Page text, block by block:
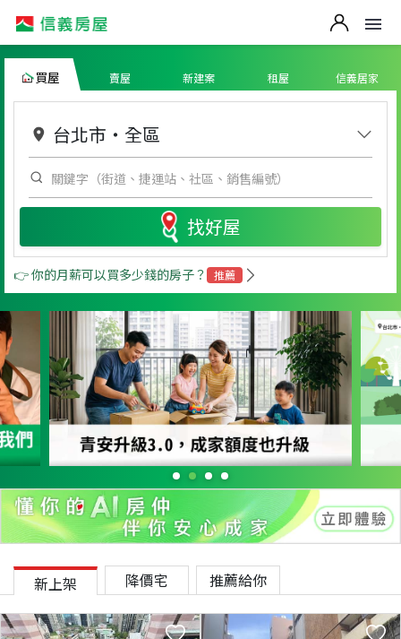
買屋 賣屋 新建案 租屋 信義居家
台北市 ・ 全區
找好屋
👉 你的月薪可以買多少錢的房子？ 推薦
新上架 降價宅 推薦給你